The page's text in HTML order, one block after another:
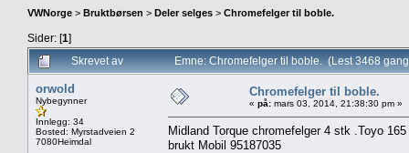
VWNorge > Bruktbørsen > Deler selges > Chromefelger til boble.
Sider: [1]
Skrevet av
Emne: Chromefelger til boble. (Lest 3468
orwold
Nybegynner
Innlegg: 34
Bosted: Myrstadveien 2
7080Heimdal
Chromefelger til boble.
« på: mars 03, 2014, 21:38:30 pm »
Midland Torque chromefelger 4 stk .Toyo
brukt Mobil 95187035